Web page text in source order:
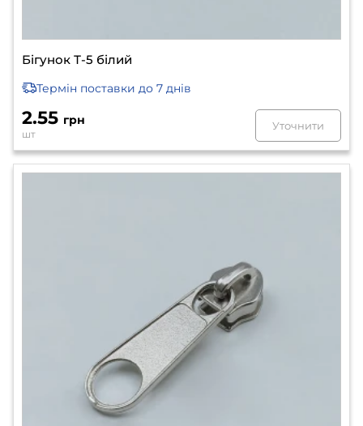
Бігунок Т-5 білий
Термін поставки до 7 днів
2.55 грн
шт
Уточнити